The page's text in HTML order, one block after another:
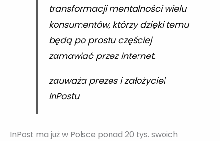
transformacji mentalności wielu
konsumentów, którzy dzięki temu
będą po prostu częściej
zamawiać przez internet.
zauważa prezes i założyciel
InPostu
InPost ma już w Polsce ponad 20 tys. swoich